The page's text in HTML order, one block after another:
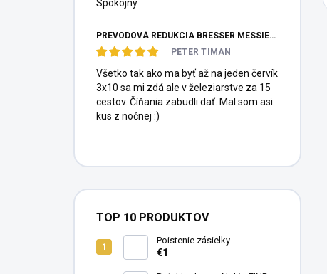
Spokojný
PREVODOVÁ REDUKCIA BRESSER MESSIER HEXAFOC 1:10
PETER TIMAN
Všetko tak ako ma byť až na jeden červík
3x10 sa mi zdá ale v železiarstve za 15
cestov. Číňania zabudli dať. Mal som asi
kus z nočnej :)
TOP 10 PRODUKTOV
Poistenie zásielky
€1